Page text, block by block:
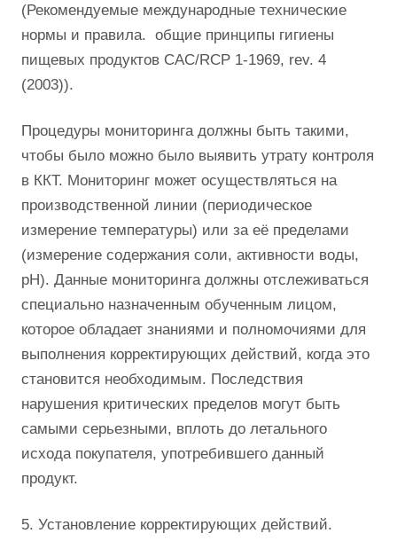
(Рекомендуемые международные технические
нормы и правила. общие принципы гигиены
пищевых продуктов CAC/RCP 1-1969, rev. 4
(2003)).
Процедуры мониторинга должны быть такими,
чтобы было можно было выявить утрату контроля
в ККТ. Мониторинг может осуществляться на
производственной линии (периодическое
измерение температуры) или за её пределами
(измерение содержания соли, активности воды,
pH). Данные мониторинга должны отслеживаться
специально назначенным обученным лицом,
которое обладает знаниями и полномочиями для
выполнения корректирующих действий, когда это
становится необходимым. Последствия
нарушения критических пределов могут быть
самыми серьезными, вплоть до летального
исхода покупателя, употребившего данный
продукт.
5. Установление корректирующих действий.